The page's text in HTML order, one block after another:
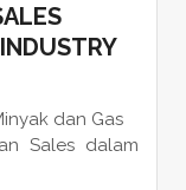
dan Gas
Sales dalam